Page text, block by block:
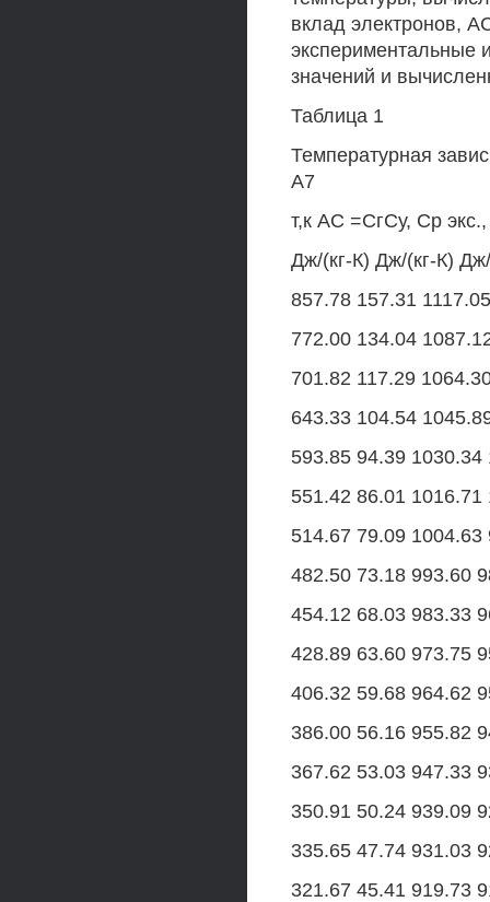
вклад электронов,
экспериментальные
значений и
Таблица 1
Температурная
А7
т,к АС =СгСу, Ср
Дж/(кг-К) Дж/(кг-К)
857.78 157.31
772.00 134.04
701.82 117.29
643.33 104.54
593.85 94.39 1030.34
551.42 86.01 1016.71
514.67 79.09 1004.63
482.50 73.18 993.60
454.12 68.03 983.33
428.89 63.60 973.75
406.32 59.68 964.62
386.00 56.16 955.82
367.62 53.03 947.33
350.91 50.24 939.09
335.65 47.74 931.03
321.67 45.41 919.73